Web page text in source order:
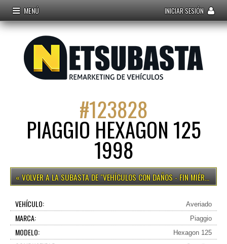
MENÚ INICIAR SESIÓN
#123828
PIAGGIO HEXAGON 125
1998
VEHÍCULOS CON DAÑOS - FIN MIÉRCOLES 15H
VEHÍCULO: Averiado
MARCA: Piaggio
MODELO: Hexagon 125